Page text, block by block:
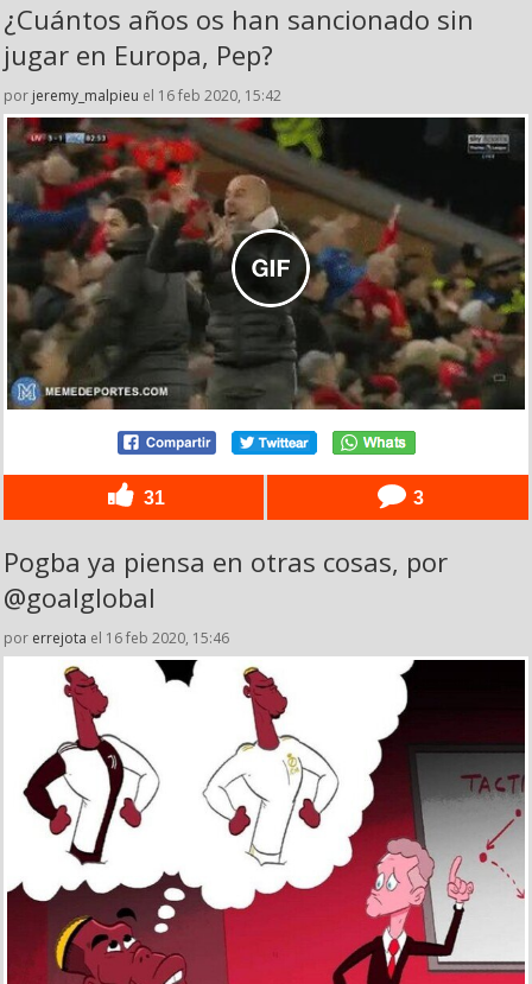
¿Cuántos años os han sancionado sin
jugar en Europa, Pep?
por jeremy_malpieu el 16 feb 2020, 15:42
31 3
Pogba ya piensa en otras cosas, por
@goalglobal
por errejota el 16 feb 2020, 15:46